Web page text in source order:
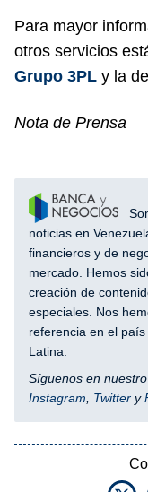
Para mayor
otros servicios
Grupo 3PL y la de
Nota de Prensa
noticias en
financieros y de
mercado. Hemos
creación de
especiales. Nos
referencia en el
Latina.
Síguenos en nuestro
Instagram
Twitter y